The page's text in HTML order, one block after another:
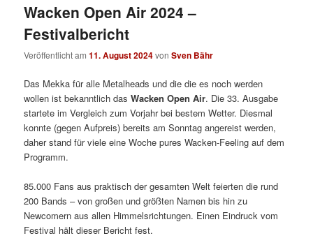
Wacken Open Air 2024 –
Festivalbericht
Veröffentlicht am11. August 2024vonSven Bähr
Das Mekka für alle Metalheads und die die es noch werden
wollen ist bekanntlich dasWacken Open Air. Die 33. Ausgabe
startete im Vergleich zum Vorjahr bei bestem Wetter. Diesmal
konnte (gegen Aufpreis) bereits am Sonntag angereist werden,
daher stand für viele eine Woche pures Wacken-Feeling auf dem
Programm.
85.000 Fans aus praktisch der gesamten Welt feierten die rund
200 Bands – von großen und größten Namen bis hin zu
Newcomern aus allen Himmelsrichtungen. Einen Eindruck vom
Festival hält dieser Bericht fest.